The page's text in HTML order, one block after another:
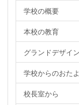
学校の概要
本校の教育
グランドデザイン
学校からのおた
校長室から